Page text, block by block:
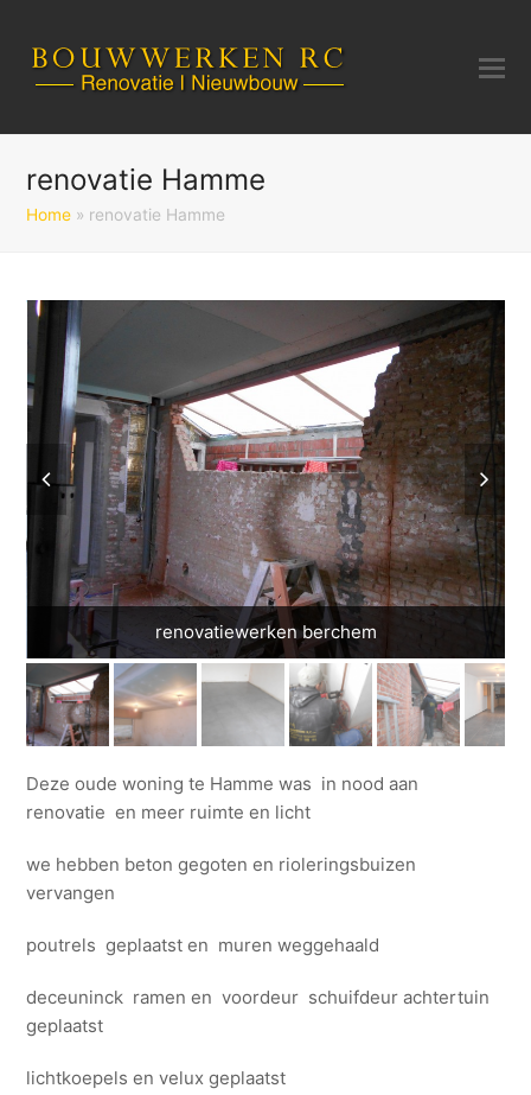
renovatie Hamme
Home » renovatie Hamme
renovatiewerken berchem
Deze oude woning te Hamme was in nood aan
renovatie en meer ruimte en licht
we hebben beton gegoten en rioleringsbuizen
vervangen
poutrels geplaatst en muren weggehaald
deceuninck ramen en voordeur schuifdeur achtertuin
geplaatst
lichtkoepels en velux geplaatst